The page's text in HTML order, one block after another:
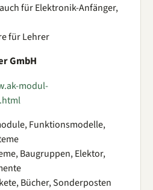
für Elektronik-Anfänger,
für Lehrer
GmbH
modul-
Funktionsmodelle,
Baugruppen, Elektor,
Bücher, Sonderposten